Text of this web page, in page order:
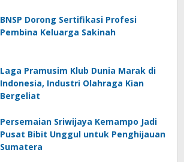
BNSP Dorong Sertifikasi Profesi
Pembina Keluarga Sakinah
Laga Pramusim Klub Dunia Marak di
Indonesia, Industri Olahraga Kian
Bergeliat
Persemaian Sriwijaya Kemampo Jadi
Pusat Bibit Unggul untuk Penghijauan
Sumatera